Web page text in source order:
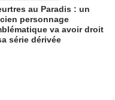
au Paradis : un
personnage
va avoir droit
série dérivée